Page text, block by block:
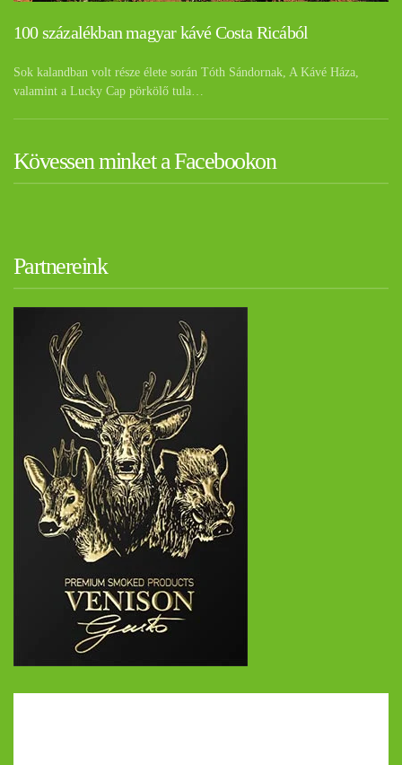
100 százalékban magyar kávé Costa Ricából
Sok kalandban volt része élete során Tóth Sándornak, A Kávé Háza,
valamint a Lucky Cap pörkölő tula…
Kövessen minket a Facebookon
Partnereink